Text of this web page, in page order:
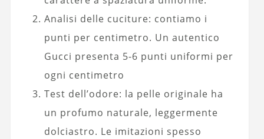
Analisi delle cuciture: contiamo i
punti per centimetro. Un autentico
Gucci presenta 5-6 punti uniformi per
ogni centimetro
Test dell’odore: la pelle originale ha
un profumo naturale, leggermente
dolciastro. Le imitazioni spesso